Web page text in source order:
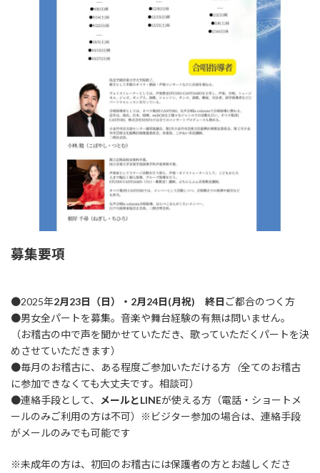
募集要項
●2025年2月23日（日）・2月24日(月祝) 終日 ご都合のつく方
●男女全パートを募集。音楽や舞台経験の有無は問いません。
（お稽古の中で声を聞かせていただき、歌っていただくパートを決
めさせていただきます）
●毎月のお稽古に、ある程度ご参加いただける方 （全てのお稽古
に参加できなくても大丈夫です。相談可）
●連絡手段として、
メールとLINEが使える方（電話・ショートメ
ールのみご利用の方は不可）※ビジター参加の場合は、連絡手段
がメールのみでも可能です
※未成年の方は、初回のお稽古には保護者の方とお越しくださ